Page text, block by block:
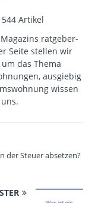
544 Artikel
ratgeber-
Seite stellen wir
das Thema
ausgiebig
wissen
der Steuer absetzen?